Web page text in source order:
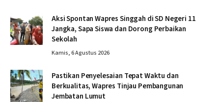
Aksi Spontan Wapres Singgah di SD Negeri 11
Jangka, Sapa Siswa dan Dorong Perbaikan
Sekolah
Kamis, 6 Agustus 2026
Pastikan Penyelesaian Tepat Waktu dan
Berkualitas, Wapres Tinjau Pembangunan
Jembatan Lumut